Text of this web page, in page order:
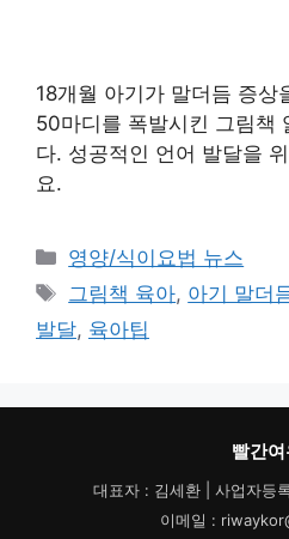
18개월 아기가 말더듬 증상
50마디를 폭발시킨 그림책
다. 성공적인 언어 발달을
요.
카
테
리
영양/식이요법 뉴스
태
그
그림책 육아, 아기 말더
발달, 육아팁
빨간
대표자 : 김세환 | 사업자등
이메일 :